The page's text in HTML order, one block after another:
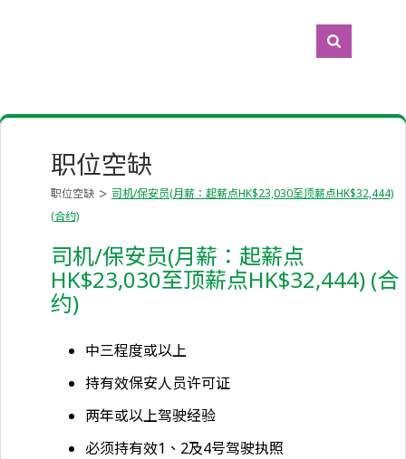
职位空缺
职位空缺
司机/保安员(月薪：起薪点HK$23,030至顶薪点HK$32,444)
(合约)
司机/保安员(月薪：起薪点
HK$23,030至顶薪点HK$32,444) (合
约)
中三程度或以上
持有效保安人员许可证
两年或以上驾驶经验
必须持有效1、2及4号驾驶执照